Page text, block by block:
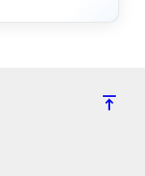
vertical_align_top